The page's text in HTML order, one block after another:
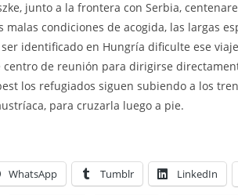
junto a la frontera con Serbia,
malas condiciones de acogida, las largas
identificado en Hungría dificulte ese
de reunión para dirigirse
los refugiados siguen subiendo a los
para cruzarla luego a pie.
WhatsApp Tumblr LinkedIn